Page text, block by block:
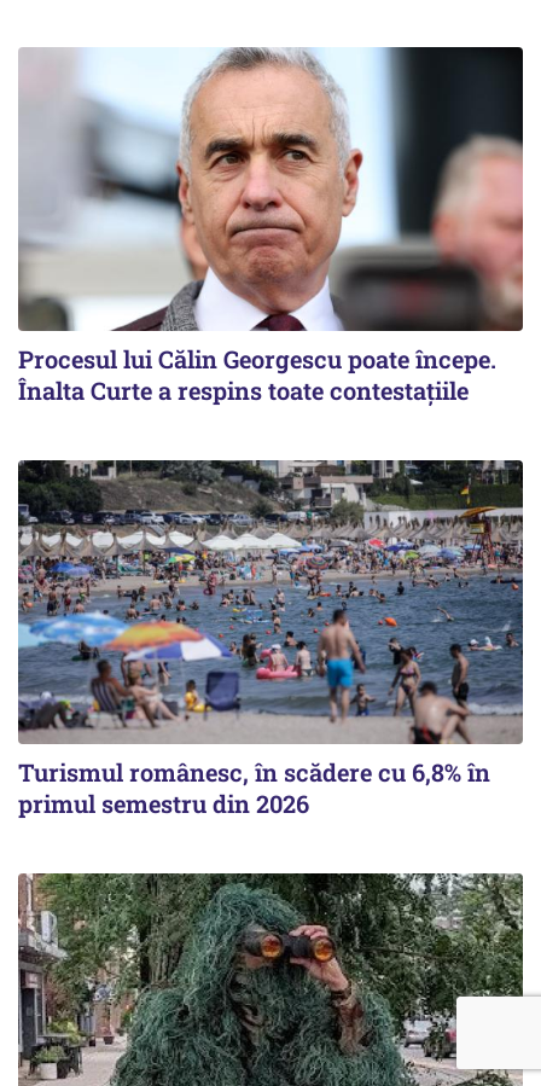
Procesul lui Călin Georgescu poate începe.
Înalta Curte a respins toate contestațiile
Turismul românesc, în scădere cu 6,8% în
primul semestru din 2026